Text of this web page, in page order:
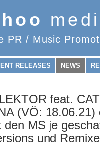
PR / Music
RELEASES NEWS
feat.
(VÖ: 18.06.21)
den MS je
und